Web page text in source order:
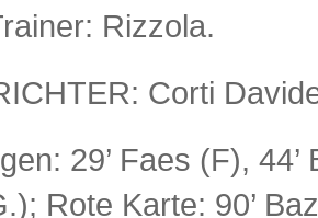
Rizzola.
Corti
29’ Faes (F),
Rote Karte: 90’